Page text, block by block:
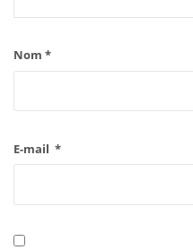
Nom *
E-mail *